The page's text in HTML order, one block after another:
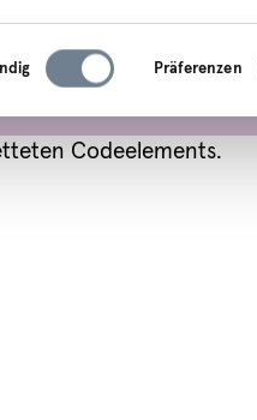
Präferenzen
Codeelements.